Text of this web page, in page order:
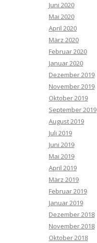
Juni 2020
Mai 2020
April 2020
März 2020
Februar 2020
Januar 2020
Dezember 2019
November 2019
Oktober 2019
September 2019
August 2019
Juli 2019
Juni 2019
Mai 2019
April 2019
März 2019
Februar 2019
Januar 2019
Dezember 2018
November 2018
Oktober 2018